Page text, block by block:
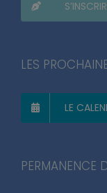
LES
LE
PERMANENCE